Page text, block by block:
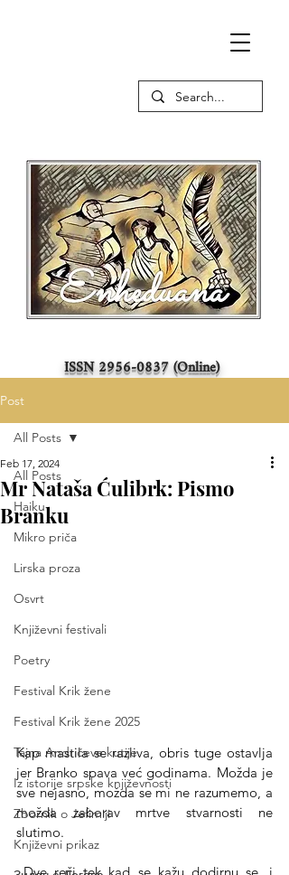
ISSN2956-0837(Online)
Post
All Posts
Haiku
Mikro priča
Lirska proza
Osvrt
Književni festivali
Poetry
Festival Krik žene
Festival Krik žene 2025
Tajna Andrićeve kutije
Iz istorije srpske književnosti
Zbornik o Jefimiji
Književni prikaz
All Posts
Mr Nataša Ćulibrk: Pismo
Branku
Feb 17, 2024
Kap mastila se razliva, obris tuge ostavlja
jer Branko spava već godinama. Možda je
sve nejasno, možda se mi ne razumemo, a
možda zaborav mrtve stvarnosti ne
slutimo.